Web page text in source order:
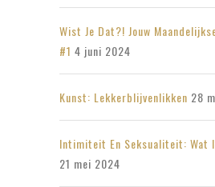
Wist Je Dat?! Jouw
#1 4 juni 2024
Kunst: Lekkerblijvenlikken 28
Intimiteit En Seksualiteit: Wat
21 mei 2024